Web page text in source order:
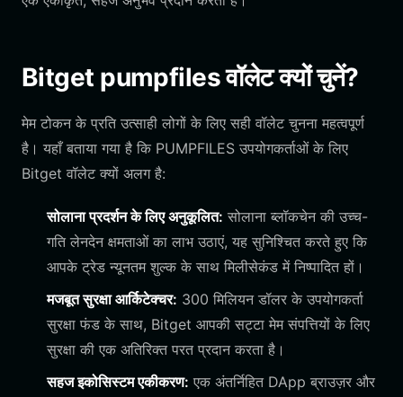
Bitget pumpfiles वॉलेट क्यों चुनें?
मेम टोकन के प्रति उत्साही लोगों के लिए सही वॉलेट चुनना महत्वपूर्ण
है। यहाँ बताया गया है कि PUMPFILES उपयोगकर्ताओं के लिए
Bitget वॉलेट क्यों अलग है:
सोलाना प्रदर्शन के लिए अनुकूलित: सोलाना ब्लॉकचेन की उच्च-
गति लेनदेन क्षमताओं का लाभ उठाएं, यह सुनिश्चित करते हुए कि
आपके ट्रेड न्यूनतम शुल्क के साथ मिलीसेकंड में निष्पादित हों।
मजबूत सुरक्षा आर्किटेक्चर: 300 मिलियन डॉलर के उपयोगकर्ता
सुरक्षा फंड के साथ, Bitget आपकी सट्टा मेम संपत्तियों के लिए
सुरक्षा की एक अतिरिक्त परत प्रदान करता है।
सहज इकोसिस्टम एकीकरण: एक अंतर्निहित DApp ब्राउज़र और